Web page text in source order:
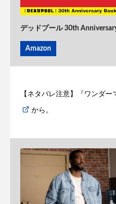
デッドプール 30th
Amazon
【ネタバレ注意】『ワンダ
から。